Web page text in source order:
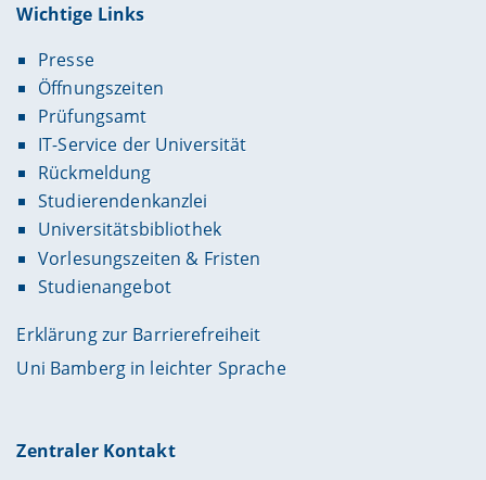
Wichtige Links
Presse
Öffnungszeiten
Prüfungsamt
IT-Service der Universität
Rückmeldung
Studierendenkanzlei
Universitätsbibliothek
Vorlesungszeiten & Fristen
Studienangebot
Erklärung zur Barrierefreiheit
Uni Bamberg in leichter Sprache
Zentraler Kontakt